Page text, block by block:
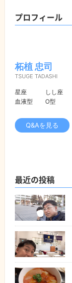
プロフィール
柘植 忠司
TSUGE TADASHI
星座
しし座
血液型
O型
Q&Aを見る
最近の投稿